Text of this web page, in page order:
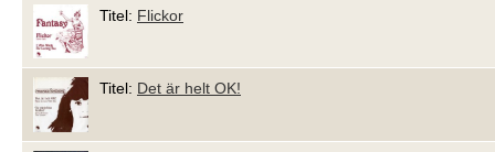
Titel: Flickor
Titel: Det är helt OK!